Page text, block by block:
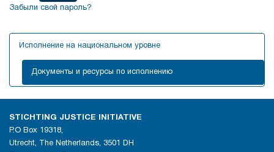
Забыли свой пароль?
Исполнение на национальном уровне
Документы и ресурсы по исполнению
STICHTING JUSTICE INITIATIVE
P.O Box 19318,
Utrecht, The Netherlands, 3501 DH